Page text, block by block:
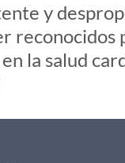
y
reconocidos
la salud